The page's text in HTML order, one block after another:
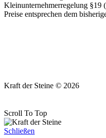
Kleinunternehmerregelung §19
Preise entsprechen dem
Kraft der Steine © 2026
Scroll To Top
Schließen